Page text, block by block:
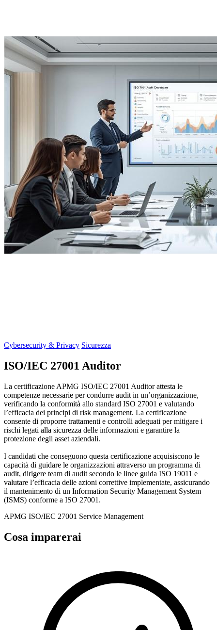
Cybersecurity & Privacy Sicurezza
ISO/IEC 27001 Auditor
La certificazione APMG ISO/IEC 27001 Auditor attesta le
competenze necessarie per condurre audit in un’organizzazione,
verificando la conformità allo standard ISO 27001 e valutando
l’efficacia dei principi di risk management. La certificazione
consente di proporre trattamenti e controlli adeguati per mitigare i
rischi legati alla sicurezza delle informazioni e garantire la
protezione degli asset aziendali.
I candidati che conseguono questa certificazione acquisiscono le
capacità di guidare le organizzazioni attraverso un programma di
audit, dirigere team di audit secondo le linee guida ISO 19011 e
valutare l’efficacia delle azioni correttive implementate, assicurando
il mantenimento di un Information Security Management System
(ISMS) conforme a ISO 27001.
APMG ISO/IEC 27001 Service Management
Cosa imparerai